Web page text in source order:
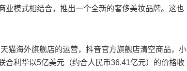
业模式相结合，推出一个全新的奢侈美妆品牌。这也
海外旗舰店的运营，抖音官方旗舰店清空商品，小
合利华以5亿美元（约合人民币36.41亿元）的价格收